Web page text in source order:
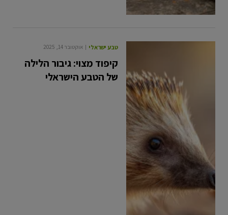
טבע ישראלי אוקטובר 14, 2025
קיפוד מצוי: גיבור הלילה
של הטבע הישראלי